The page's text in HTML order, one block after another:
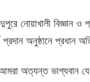
নোয়াখালী বিজ্ঞান ও
প্রদান অনুষ্ঠানে প্রধান
“আমরা অত্যন্ত ভাগ্যবান